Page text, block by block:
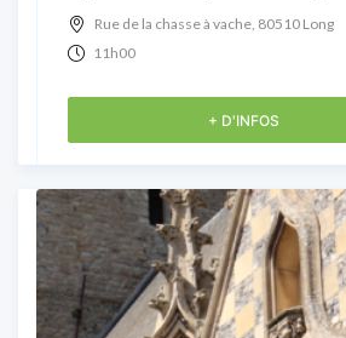
Rue de la chasse à vache, 80510 Long
11h00
+ D'INFOS